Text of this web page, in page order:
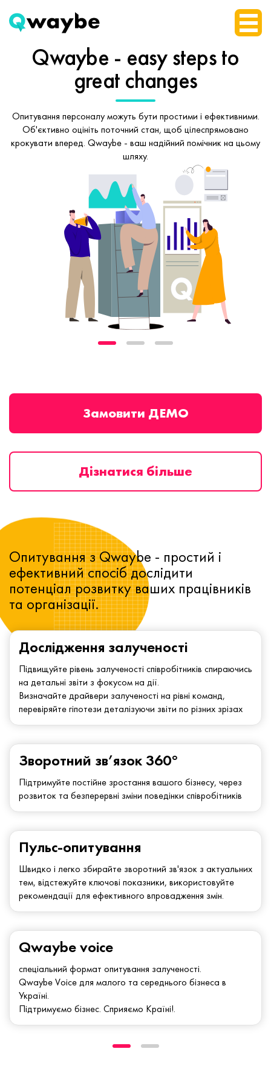
Qwaybe - easy stepsto
great changes
Опитування персоналу можуть бути простими і ефективними.
Об'єктивно оцініть поточний стан, щоб цілеспрямовано
крокувати вперед. Qwaybe - ваш надійний помічник на цьому
шляху.
Замовити ДЕМО
Дізнатися більше
Дослідження залученості
Підвищуйте рівень залученості співробітників спираючись
на детальні звіти з фокусом на дії.
Визначайте драйвери залученості на рівні команд,
перевіряйте гіпотези деталізуючи звіти по різних зрізах
Зворотний зв’язок 360°
Підтримуйте постійне зростання вашого бізнесу, через
розвиток та безперервні зміни поведінки співробітників
Опитування з Qwaybe - простий і
ефективний спосіб дослідити
потенціал розвитку ваших працівників
та організації.
Qwaybe voice
спеціальний формат опитування залученості.
Qwaybe Voice для малого та середнього бізнеса в
Україні.
Підтримуємо бізнес. Сприяємо Країні!.
Пульс-опитування
Швидко і легко збирайте зворотний зв'язок з актуальних
тем, відстежуйте ключові показники, використовуйте
рекомендації для ефективного впровадження змін.